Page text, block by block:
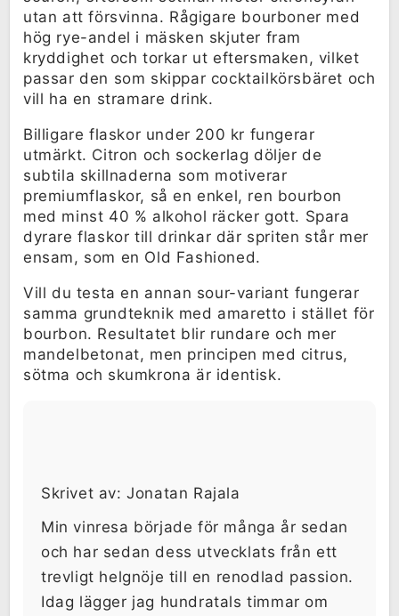
utan att försvinna. Rågigare bourboner med
hög rye-andel i mäsken skjuter fram
kryddighet och torkar ut eftersmaken, vilket
passar den som skippar cocktailkörsbäret och
vill ha en stramare drink.
Billigare flaskor under 200 kr fungerar
utmärkt. Citron och sockerlag döljer de
subtila skillnaderna som motiverar
premiumflaskor, så en enkel, ren bourbon
med minst 40 % alkohol räcker gott. Spara
dyrare flaskor till drinkar där spriten står mer
ensam, som en Old Fashioned.
Vill du testa en annan sour-variant fungerar
samma grundteknik med amaretto i stället för
bourbon. Resultatet blir rundare och mer
mandelbetonat, men principen med citrus,
sötma och skumkrona är identisk.
Skrivet av: Jonatan Rajala
Min vinresa började för många år sedan
och har sedan dess utvecklats från ett
trevligt helgnöje till en renodlad passion.
Idag lägger jag hundratals timmar om